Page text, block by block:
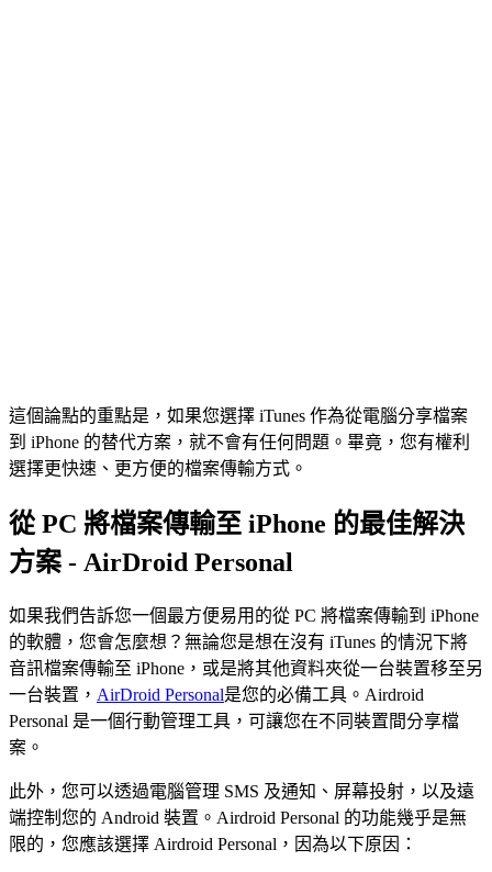
這個論點的重點是，如果您選擇 iTunes 作為從電腦分享檔案
到 iPhone 的替代方案，就不會有任何問題。畢竟，您有權利
選擇更快速、更方便的檔案傳輸方式。
從 PC 將檔案傳輸至 iPhone 的最佳解決
方案 - AirDroid Personal
如果我們告訴您一個最方便易用的從 PC 將檔案傳輸到 iPhone
的軟體，您會怎麼想？無論您是想在沒有 iTunes 的情況下將
音訊檔案傳輸至 iPhone，或是將其他資料夾從一台裝置移至另
一台裝置， AirDroid Personal是您的必備工具。Airdroid
Personal 是一個行動管理工具，可讓您在不同裝置間分享檔
案。
此外，您可以透過電腦管理 SMS 及通知、屏幕投射，以及遠
端控制您的 Android 裝置。Airdroid Personal 的功能幾乎是無
限的，您應該選擇 Airdroid Personal，因為以下原因：